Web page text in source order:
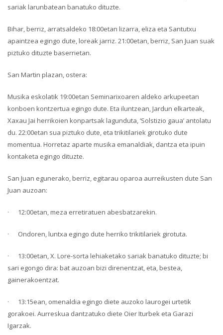
sariak larunbatean banatuko dituzte.
Bihar, berriz, arratsaldeko 18:00etan lizarra, eliza eta Santutxu
apaintzea egingo dute, loreak jarriz. 21:00etan, berriz, San Juan suak
piztuko dituzte baserrietan.
San Martin plazan, ostera:
Musika eskolatik 19:00etan Seminarixoaren aldeko arkupeetan
konboen kontzertua egingo dute. Eta iluntzean, Jardun elkarteak,
Xaxau Jai herrikoien konpartsak lagunduta, ‘Solstizio gaua’ antolatu
du. 22:00etan sua piztuko dute, eta trikitilariek girotuko dute
momentua. Horretaz aparte musika emanaldiak, dantza eta ipuin
kontaketa egingo dituzte.
San Juan egunerako, berriz, egitarau oparoa aurreikusten dute San
Juan auzoan:
· 12:00etan, meza erretiratuen abesbatzarekin.
· Ondoren, luntxa egingo dute herriko trikitilariek girotuta.
· 13:00etan, X. Lore-sorta lehiaketako sariak banatuko dituzte; bi
sari egongo dira: bat auzoan bizi direnentzat, eta, bestea,
gainerakoentzat.
· 13:15ean, omenaldia egingo diete auzoko laurogei urtetik
gorakoei. Aurreskua dantzatuko diete Oier Iturbek eta Garazi
Igarzak.